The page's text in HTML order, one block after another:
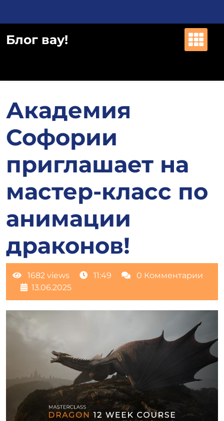
Блог вау!
Академия
Софории
приглашает на
мастер-класс по
анимации
драконов!
1682 views 11:49
0 Комментарии
13.06.2025